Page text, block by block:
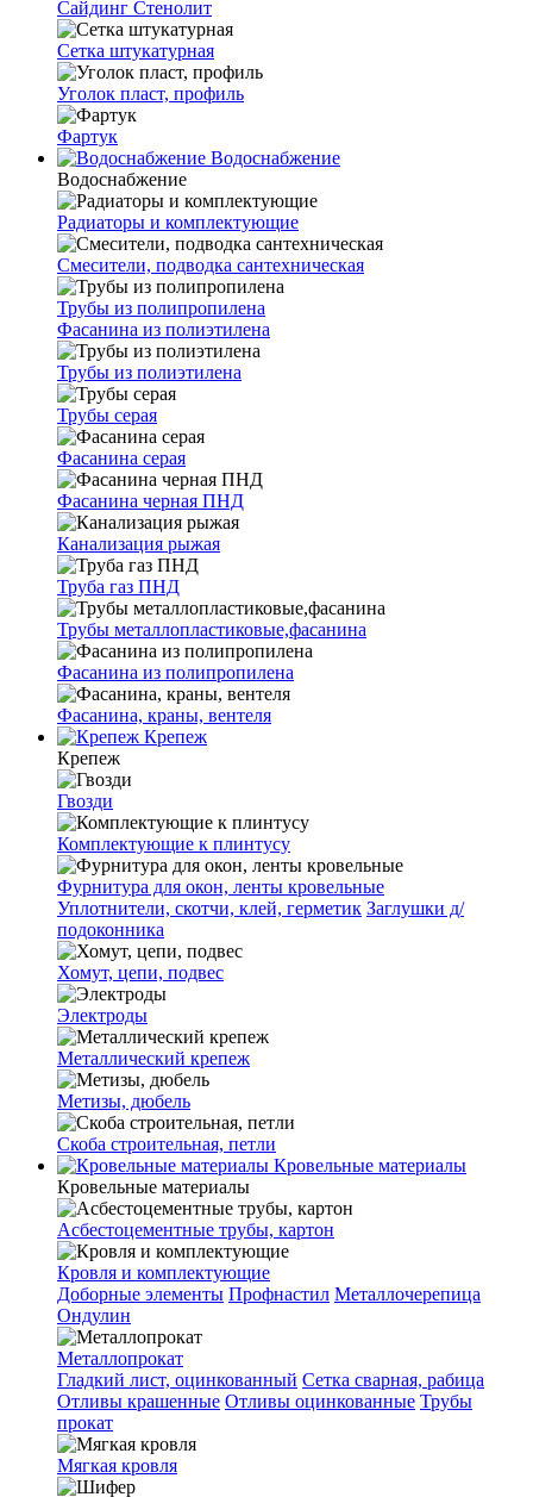
Сайдинг Стенолит
Сетка штукатурная
Уголок пласт, профиль
Фартук
Водоснабжение
Водоснабжение
Радиаторы и комплектующие
Смесители, подводка сантехническая
Трубы из полипропилена
Фасанина из полиэтилена
Трубы из полиэтилена
Трубы серая
Фасанина серая
Фасанина черная ПНД
Канализация рыжая
Труба газ ПНД
Трубы металлопластиковые,фасанина
Фасанина из полипропилена
Фасанина, краны, вентеля
Крепеж
Крепеж
Гвозди
Комплектующие к плинтусу
Фурнитура для окон, ленты кровельные
Уплотнители, скотчи, клей, герметик Заглушки д/
подоконника
Хомут, цепи, подвес
Электроды
Металлический крепеж
Метизы, дюбель
Скоба строительная, петли
Кровельные материалы
Кровельные материалы
Асбестоцементные трубы, картон
Кровля и комплектующие
Доборные элементы Профнастил Металлочерепица
Ондулин
Металлопрокат
Гладкий лист, оцинкованный Сетка сварная, рабица
Отливы крашенные Отливы оцинкованные Трубы
прокат
Мягкая кровля